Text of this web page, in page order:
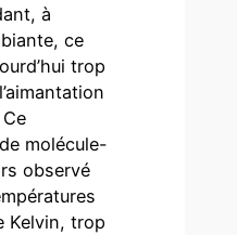
à
ce
trop
molécule-
observé
Kelvin, trop